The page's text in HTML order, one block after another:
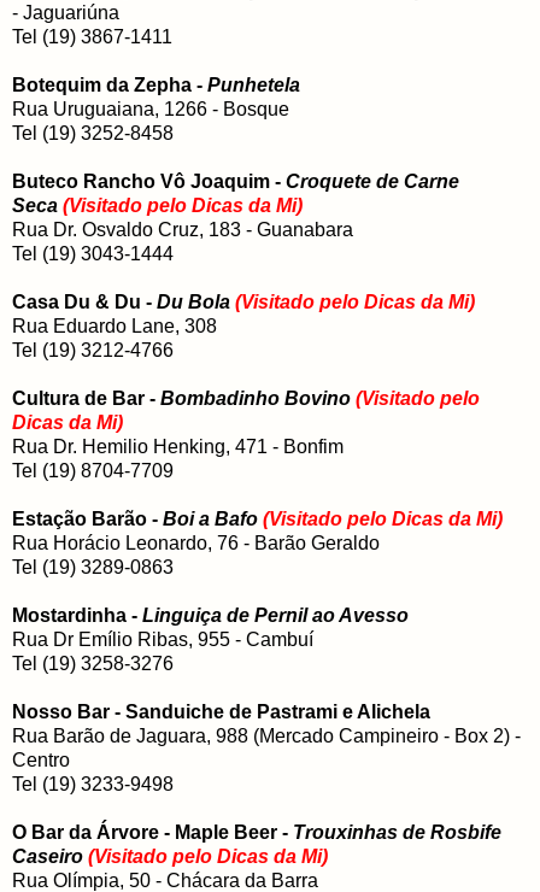
- Jaguariúna
Tel (19) 3867-1411
Botequim da Zepha - Punhetela
Rua Uruguaiana, 1266 - Bosque
Tel (19) 3252-8458
Buteco Rancho Vô Joaquim - Croquete de Carne
Seca (Visitado pelo Dicas da Mi)
Rua Dr. Osvaldo Cruz, 183 - Guanabara
Tel (19) 3043-1444
Casa Du & Du - Du Bola (Visitado pelo Dicas da Mi)
Rua Eduardo Lane, 308
Tel (19) 3212-4766
Cultura de Bar - Bombadinho Bovino (Visitado pelo
Dicas da Mi)
Rua Dr. Hemilio Henking, 471 - Bonfim
Tel (19) 8704-7709
Estação Barão - Boi a Bafo (Visitado pelo Dicas da Mi)
Rua Horácio Leonardo, 76 - Barão Geraldo
Tel (19) 3289-0863
Mostardinha - Linguiça de Pernil ao Avesso
Rua Dr Emílio Ribas, 955 - Cambuí
Tel (19) 3258-3276
Nosso Bar - Sanduiche de Pastrami e Alichela
Rua Barão de Jaguara, 988 (Mercado Campineiro - Box 2) -
Centro
Tel (19) 3233-9498
O Bar da Árvore - Maple Beer - Trouxinhas de Rosbife
Caseiro (Visitado pelo Dicas da Mi)
Rua Olímpia, 50 - Chácara da Barra